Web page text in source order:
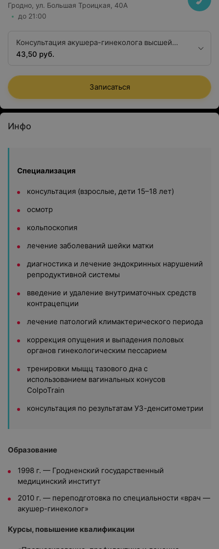
Гродно, ул. Большая Троицкая, 40А
до 21:00
Консультация акушера-гинеколога высшей
квалификационной категории
43,50 руб.
Записаться
Инфо
Специализация
консультация (взрослые, дети 15–18 лет)
осмотр
кольпоскопия
лечение заболеваний шейки матки
диагностика и лечение эндокринных нарушений
репродуктивной системы
введение и удаление внутриматочных средств
контрацепции
лечение патологий климактерического периода
коррекция опущения и выпадения половых
органов гинекологическим пессарием
тренировки мыщц тазового дна с
использованием вагинальных конусов
ColpoTrain
консультация по результатам УЗ-денситометрии
Образование
1998 г. — Гродненский государственный
медицинский институт
2010 г. — переподготовка по специальности «врач —
акушер-гинеколог»
Курсы, повышение квалификации